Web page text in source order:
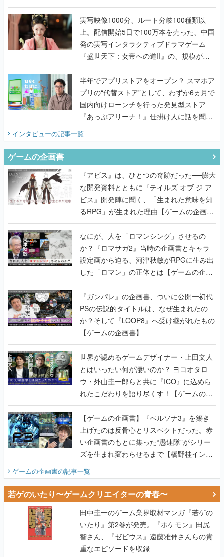
『TATSUJIN EXTREME』で初タッグを組
んだレジェンド2人に訊く開発秘話
実写映像1000分、ルート分岐100種類以
上。配信開始5日で100万本を売った、中国
発の実写インタラクティブドラマゲーム
『盛世天下：女帝への道II』の、規模が違
うこだわりをプロデューサーに聞いた
半年でアプリストアをオープン？ スマホア
プリの“代替ストア”として、わずか6ヵ月で
国内向けローンチを行った発見型ストア
『あっぷアリーナ！』仕掛け人に話を聞い
インタビューの記事一覧
ゲームの企画書
『アビス』は、ひとつの奇跡だった──膨大
な開発資料とともに『テイルズ オブ ジ ア
ビス』開発陣に聞く、「生まれた意味を知
るRPG」が生まれた理由【ゲームの企画
書】
なにが、人を「ロマンシング」させるの
か？『ロマサガ2』当時の企画書とキャラ
設定画から迫る、河津秋敏がRPGに生み出
した「ロマン」の正体とは【ゲームの企画
書】
『ガンパレ』の企画書、ついに公開━初代
PSの伝説的タイトルは、なぜ生まれたの
か？そして『LOOP8』へ受け継がれたもの
【ゲームの企画書】
世界が認めるゲームデザイナー・上田文人
とはいったい何が凄いのか？ ヨコオタロ
ウ・外山圭一郎らと共に『ICO』に込めら
れたこだわりを語り尽くす！【ゲームの企
画書】
【ゲームの企画書】『ペルソナ3』を築き
上げたのは反骨心とリスペクトだった。赤
い企画書のもとに集った“愚連隊”がシリー
ズを生まれ変わらせるまで【橋野桂インタ
ゲームの企画書の記事一覧
若ゲのいたり〜ゲームクリエイターの青春〜
田中圭一のゲーム業界取材マンガ『若ゲの
いたり』第2巻が発売。『ポケモン』田尻
智さん、『ゼビウス』遠藤雅伸さんらの貴
重なエピソードを収録